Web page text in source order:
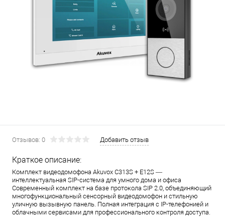
Отзывов: 0 Добавить отзыв
Краткое описание:
Комплект видеодомофона Akuvox C313S + E12S —
интеллектуальная SIP-система для умного дома и офиса
Современный комплект на базе протокола SIP 2.0, объединяющий
многофункциональный сенсорный видеодомофон и стильную
уличную вызывную панель. Полная интеграция с IP-телефонией и
облачными сервисами для профессионального контроля доступа.